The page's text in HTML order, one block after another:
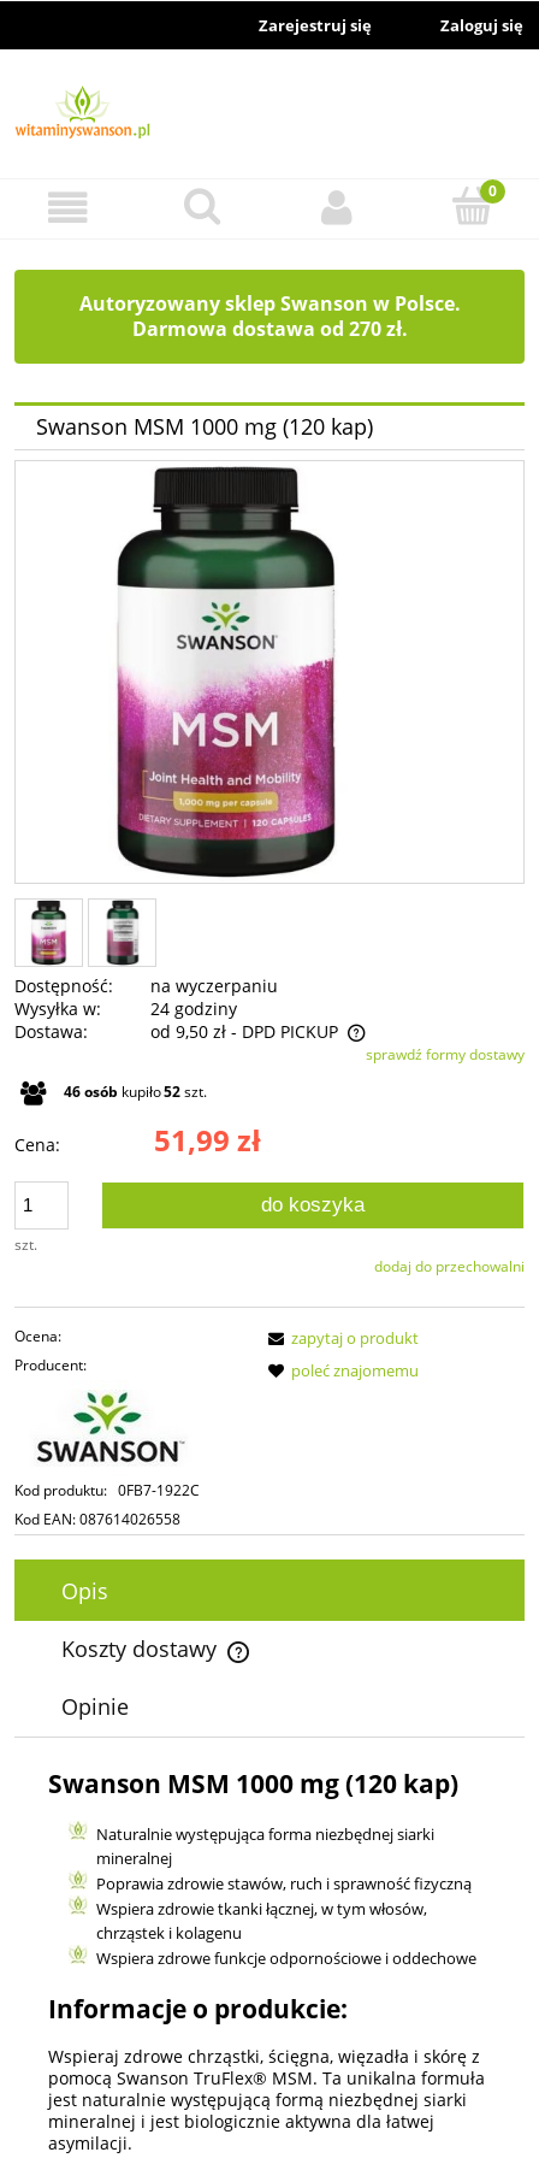
Zarejestruj się Zaloguj się
Autoryzowany sklep Swanson w Polsce.
Darmowa dostawa od 270 zł.
Swanson MSM 1000 mg (120 kap)
Dostępność:
na wyczerpaniu
Wysyłka w:
24 godziny
Dostawa:
od 9,50 zł - DPD PICKUP
Cena nie zawiera ewentualnych kosztów płatnościsprawdź formy dostawy
46osób kupiło52szt.
Cena: 51,99 zł
szt.
do koszyka
dodaj do przechowalni
Ocena:
Producent:
Kod produktu: 0FB7-1922C
Kod EAN:087614026558
zapytaj o produkt
poleć znajomemu
Opis
Koszty dostawy
Cena nie zawiera ewentualnych kosztów płatności
Opinie
Swanson MSM 1000 mg (120 kap)
Naturalnie występująca forma niezbędnej siarki
mineralnej
Poprawia zdrowie stawów, ruch i sprawność fizyczną
Wspiera zdrowie tkanki łącznej, w tym włosów,
chrząstek i kolagenu
Wspiera zdrowe funkcje odpornościowe i oddechowe
Informacje o produkcie:
Wspieraj zdrowe chrząstki, ścięgna, więzadła i skórę z
pomocą Swanson TruFlex® MSM. Ta unikalna formuła
jest naturalnie występującą formą niezbędnej siarki
mineralnej i jest biologicznie aktywna dla łatwej
asymilacji.